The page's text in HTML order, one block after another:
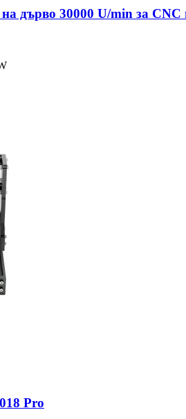
на дърво 30000 U/min за
Pro